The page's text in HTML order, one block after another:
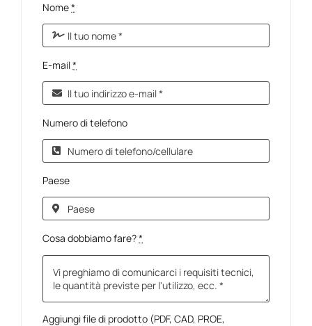
Nome*
E-mail*
Numero di telefono
Paese
Cosa dobbiamo fare?*
Aggiungi file di prodotto (PDF, CAD, PROE,